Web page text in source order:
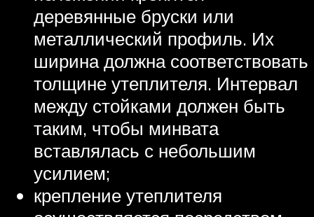
деревянные бруски или
металлический профиль. Их
ширина должна соответствовать
толщине утеплителя. Интервал
между стойками должен быть
таким, чтобы минвата
вставлялась с небольшим
усилием;
крепление утеплителя